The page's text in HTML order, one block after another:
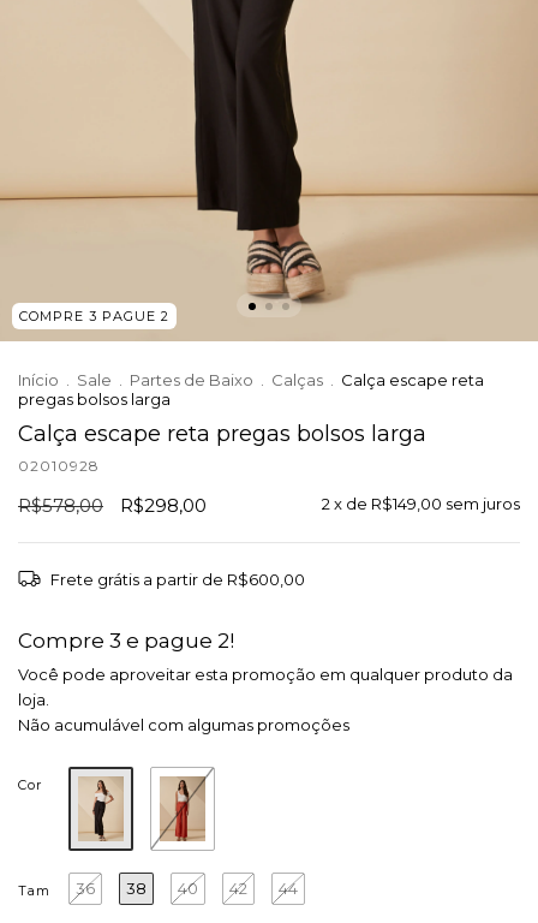
COMPRE 3 PAGUE 2
Início Sale Partes de Baixo Calças
Calça escape reta
pregas bolsos larga
Calça escape reta pregas bolsos larga
02010928
R$578,00 R$298,00 2 x de R$149,00 sem juros
Frete grátis a partir de R$600,00
Compre 3 e pague 2!
Você pode aproveitar esta promoção em qualquer produto da
loja.
Não acumulável com algumas promoções
Cor
Tam 36 38 40 42 44